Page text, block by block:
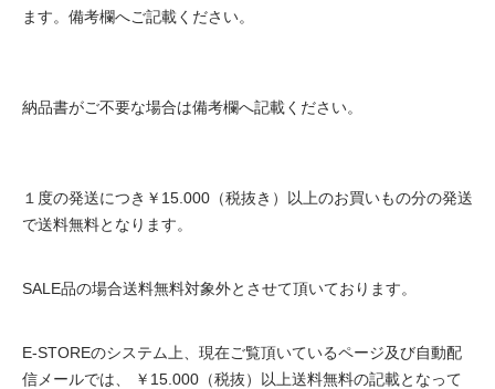
ます。備考欄へご記載ください。
納品書がご不要な場合は備考欄へ記載ください。
１度の発送につき￥15.000（税抜き）以上のお買いもの分の発送
で送料無料となります。
SALE品の場合送料無料対象外とさせて頂いております。
E-STOREのシステム上、現在ご覧頂いているページ及び自動配
信メールでは、 ￥15.000（税抜）以上送料無料の記載となって